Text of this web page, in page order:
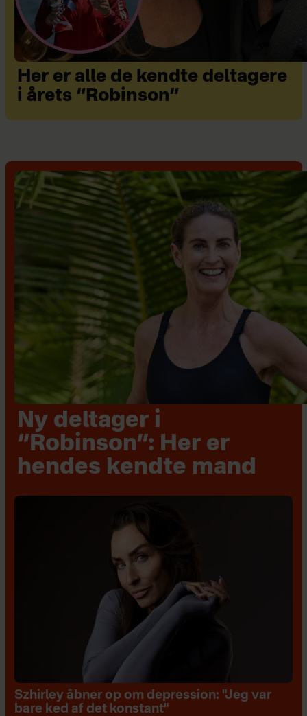
Her er alle de kendte deltagere
i årets “Robinson”
Ny deltager i
“Robinson”: Her er
hendes kendte mand
Szhirley åbner op om depression: "Jeg var
bare ked af det konstant"